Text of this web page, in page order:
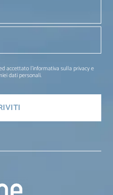
accettato l'informativa sulla privacy e
dati personali.